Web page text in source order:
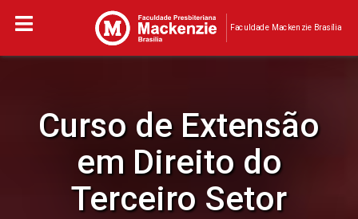
Faculdade Mackenzie Brasília
Curso de Extensão
em Direito do
Terceiro Setor